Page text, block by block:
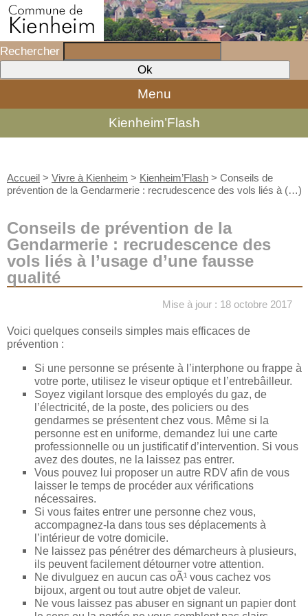
Rechercher
Menu
Kienheim’Flash
Accueil > Vivre à Kienheim > Kienheim’Flash > Conseils de
prévention de la Gendarmerie : recrudescence des vols liés à (…)
Conseils de prévention de la
Gendarmerie : recrudescence des
vols liés à l’usage d’une fausse
qualité
Mise à jour : 18 octobre 2017
Voici quelques conseils simples mais efficaces de
prévention :
Si une personne se présente à l’interphone ou frappe à
votre porte, utilisez le viseur optique et l’entrebâilleur.
Soyez vigilant lorsque des employés du gaz, de
l’électricité, de la poste, des policiers ou des
gendarmes se présentent chez vous. Même si la
personne est en uniforme, demandez lui une carte
professionnelle ou un justificatif d’intervention. Si vous
avez des doutes, ne la laissez pas entrer.
Vous pouvez lui proposer un autre RDV afin de vous
laisser le temps de procéder aux vérifications
nécessaires.
Si vous faites entrer une personne chez vous,
accompagnez-la dans tous ses déplacements à
l’intérieur de votre domicile.
Ne laissez pas pénétrer des démarcheurs à plusieurs,
ils peuvent facilement détourner votre attention.
Ne divulguez en aucun cas oÃ¹ vous cachez vos
bijoux, argent ou tout autre objet de valeur.
Ne vous laissez pas abuser en signant un papier dont